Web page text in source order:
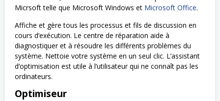
Micrsoft telle que Microsoft Windows et Microsoft Office.
Affiche et gère tous les processus et fils de discussion en
cours d’exécution. Le centre de réparation aide à
diagnostiquer et à résoudre les différents problèmes du
système. Nettoie votre système en un seul clic. L’assistant
d’optimisation est utile à l’utilisateur qui ne connaît pas les
ordinateurs.
Optimiseur